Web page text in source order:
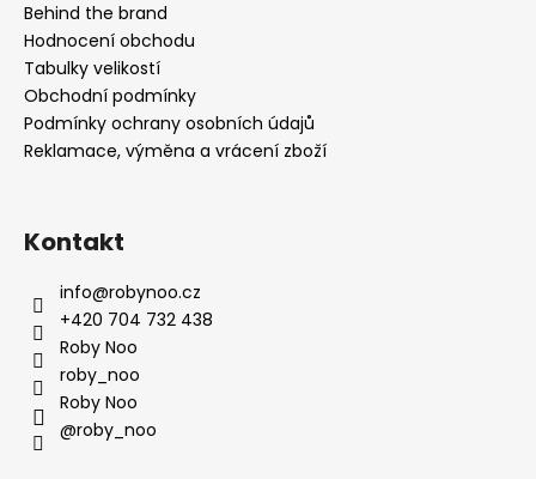
Behind the brand
Hodnocení obchodu
Tabulky velikostí
Obchodní podmínky
Podmínky ochrany osobních údajů
Reklamace, výměna a vrácení zboží
Kontakt
info@robynoo.cz
+420 704 732 438
Roby Noo
roby_noo
Roby Noo
@roby_noo